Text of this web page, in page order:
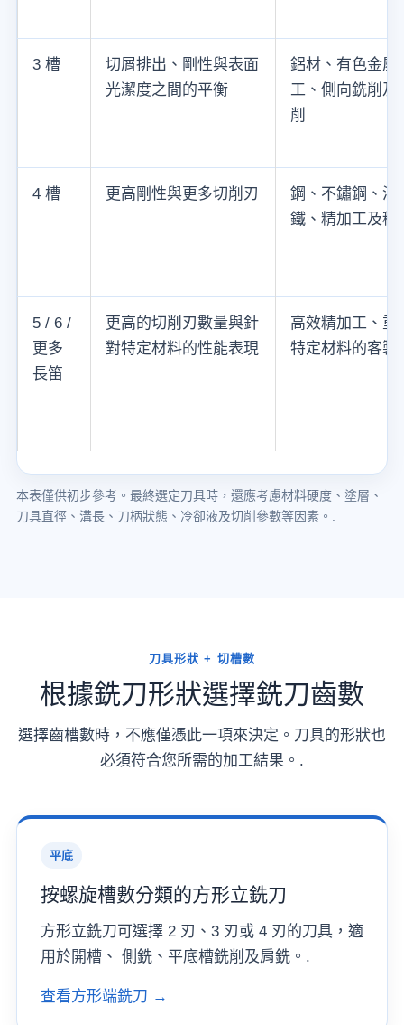
3 槽
切屑排出、剛性與表面
光潔度之間的平衡
鋁材、有色金屬
工、側向銑削及
削
4 槽 更高剛性與更多切削刃
鋼、不鏽鋼、淬
鐵、精加工及穩
5 / 6 /
更多
長笛
更高的切削刃數量與針
對特定材料的性能表現
高效精加工、重
特定材料的客製
本表僅供初步參考。最終選定刀具時，還應考慮材料硬度、塗層、
刀具直徑、溝長、刀柄狀態、冷卻液及切削參數等因素。.
刀具形狀 + 切槽數
根據銑刀形狀選擇銑刀齒數
選擇齒槽數時，不應僅憑此一項來決定。刀具的形狀也
必須符合您所需的加工結果。.
平底
按螺旋槽數分類的方形立銑刀
方形立銑刀可選擇 2 刃、3 刃或 4 刃的刀具，適
用於開槽、 側銑、平底槽銑削及肩銑。.
查看方形端銑刀 →